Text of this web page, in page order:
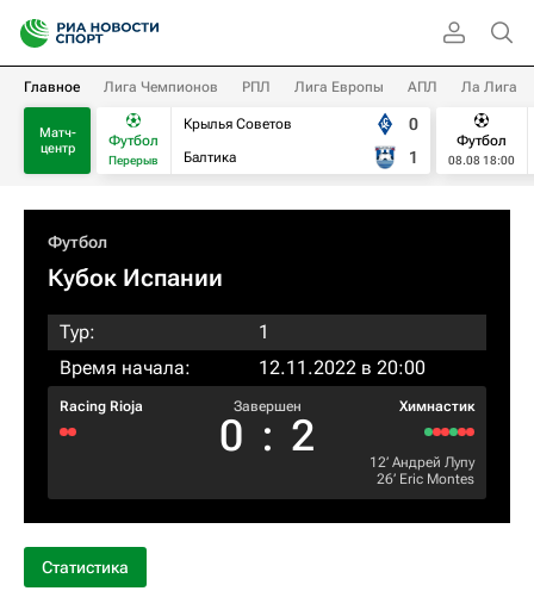
Главное Лига Чемпионов РПЛ Лига Европы АПЛ Ла Лига
Матч-
центр
Футбол
Перерыв
Крылья Советов
Балтика
0
1
Футбол
08.08 18:00
Футбол
Кубок Испании
Тур:
1
Время начала:
12.11.2022 в 20:00
Racing Rioja Завершен
0 : 2
Химнастик
12‎’‎ Андрей Лупу
26‎’‎ Eric Montes
Статистика